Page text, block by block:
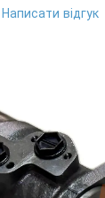
Написати відгук